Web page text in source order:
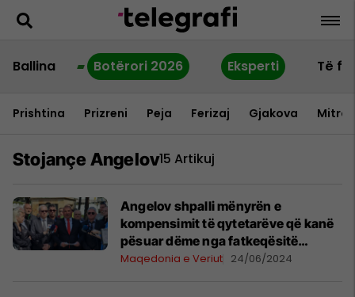
Ballina Botërori 2026 Eksperti Të
Prishtina Prizreni Peja Ferizaj Gjakova
Stojançe Angelov15 Artikuj
Angelov shpalli mënyrën e
kompensimit të qytetarëve që kanë
pësuar dëme nga fatkeqësitë
natyrore
Maqedonia e Veriut 24/06/2024